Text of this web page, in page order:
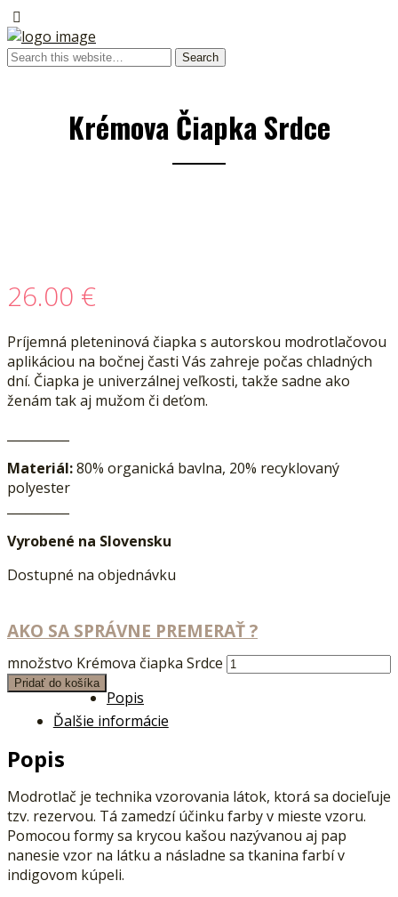
Krémova Čiapka Srdce
26.00 €
Príjemná pleteninová čiapka s autorskou modrotlačovou
aplikáciou na bočnej časti Vás zahreje počas chladných
dní. Čiapka je univerzálnej veľkosti, takže sadne ako
ženám tak aj mužom či deťom.
Materiál:80% organická bavlna, 20% recyklovaný
polyester
Vyrobené na Slovensku
Dostupné na objednávku
AKO SA SPRÁVNE PREMERAŤ ?
množstvo Krémova čiapka Srdce
Pridať do košíka
Popis
Ďalšie informácie
Popis
Modrotlač je technika vzorovania látok, ktorá sa docieľuje
tzv. rezervou. Tá zamedzí účinku farby v mieste vzoru.
Pomocou formy sa krycou kašou nazývanou aj pap
nanesie vzor na látku a násladne sa tkanina farbí v
indigovom kúpeli.